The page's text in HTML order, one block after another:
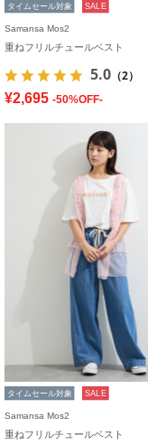
タイムセール対象 SALE
Samansa Mos2
重ねフリルチュールベスト
5.0 （2）
¥2,695 -50%OFF-
タイムセール対象 SALE
Samansa Mos2
重ねフリルチュールベスト